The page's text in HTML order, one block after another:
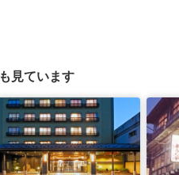
見ています